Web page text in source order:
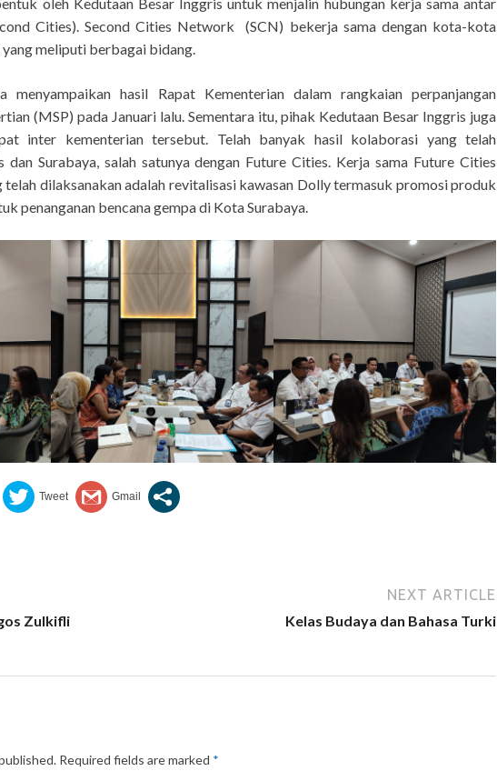
oleh Kedutaan Besar Inggris untuk menjalin hubungan kerja sama antar
Cities). Second Cities Network (SCN) bekerja sama dengan kota-kota
meliputi berbagai bidang.
menyampaikan hasil Rapat Kementerian dalam rangkaian perpanjangan
(MSP) pada Januari lalu. Sementara itu, pihak Kedutaan Besar Inggris juga
inter kementerian tersebut. Telah banyak hasil kolaborasi yang telah
dan Surabaya, salah satunya dengan Future Cities. Kerja sama Future Cities
telah dilaksanakan adalah revitalisasi kawasan Dolly termasuk promosi produk
penanganan bencana gempa di Kota Surabaya.
Zulkifli
NEXT ARTICLE
Kelas Budaya dan Bahasa Turki
Required fields are marked *